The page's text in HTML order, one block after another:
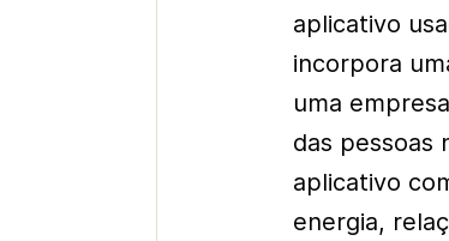
aplicativo
incorpora
uma
das pessoas
aplicativo
energia,